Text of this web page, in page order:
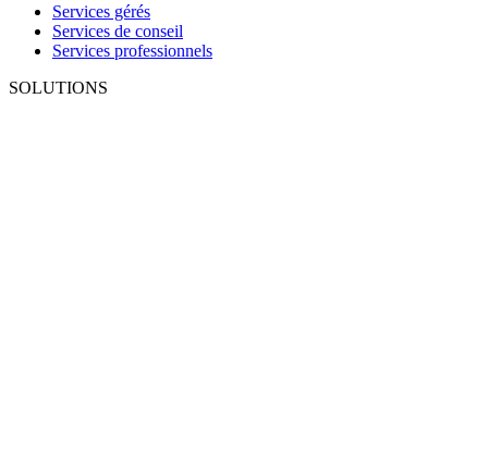
Services gérés
Services de conseil
Services professionnels
SOLUTIONS